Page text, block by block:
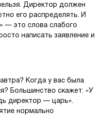
Директор должен
его распределять. И
— это слова слабого
написать заявление и
Когда у вас была
Большинство скажет: «У
директор — царь».
нормально